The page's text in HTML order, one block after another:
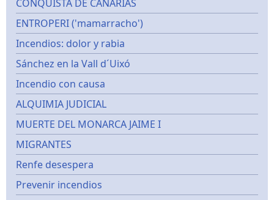
CONQUISTA DE CANARIAS
ENTROPERI ('mamarracho')
Incendios: dolor y rabia
Sánchez en la Vall d´Uixó
Incendio con causa
ALQUIMIA JUDICIAL
MUERTE DEL MONARCA JAIME I
MIGRANTES
Renfe desespera
Prevenir incendios